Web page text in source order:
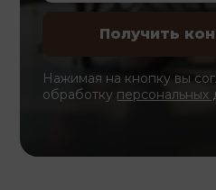
Нажимая на кнопку вы
обработку персональных